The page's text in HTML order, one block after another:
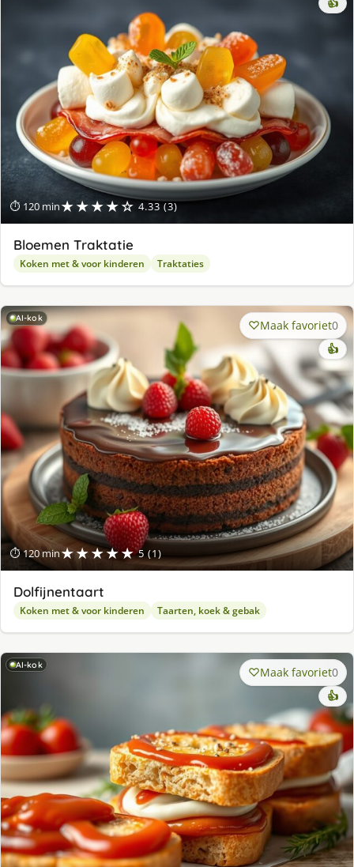
⏱ 120 min★★★★☆ 4.33 (3)
Bloemen Traktatie
Koken met & voor kinderen Traktaties
AI-kok
⏱ 120 min★★★★★ 5 (1)
Maak favoriet0
👍
Dolfijnentaart
Koken met & voor kinderen Taarten, koek & gebak
AI-kok Maak favoriet0
👍